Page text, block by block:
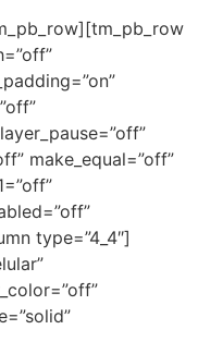
make_equal=”off”
type=”4_4″]